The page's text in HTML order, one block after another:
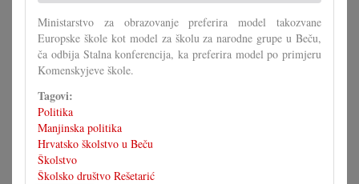
Ministarstvo za obrazovanje preferira model takozvane
Europske škole kot model za školu za narodne grupe u Beču,
ča odbija Stalna konferencija, ka preferira model po primjeru
Komenskyjeve škole.
Tagovi:
Politika
Manjinska politika
Hrvatsko školstvo u Beču
Školstvo
Školsko društvo Rešetarić